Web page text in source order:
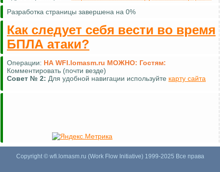
Разработка страницы завершена на 0%
Как следует себя вести во время
БПЛА атаки?
Операции: НА WFI.lomasm.ru МОЖНО: Гостям:
Комментировать (почти везде)
Совет № 2: Для удобной навигации используйте карту сайта
Copyright © wfi.lomasm.ru (Work Flow Initiative) 1999-2025 Все права